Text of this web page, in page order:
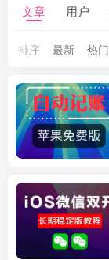
文章 用户
排序 最新 热门